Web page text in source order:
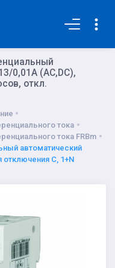
0,01А (AC,DC),
откл.
тока
тока FRBm
автоматический
отключения С, 1+N